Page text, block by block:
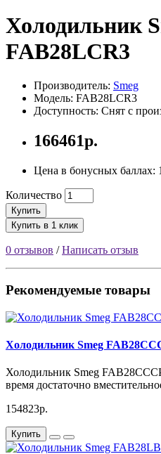
Холодильник
FAB28LCR3
Производитель: Smeg
Модель: FAB28LCR3
Доступность: Снят с
166461р.
Цена в бонусных баллах:
Количество
Купить
Купить в 1 клик
0 отзывов /Написать отзыв
Рекомендуемые товары
Холодильник Smeg
Холодильник Smeg
время достаточно
154823р.
Купить